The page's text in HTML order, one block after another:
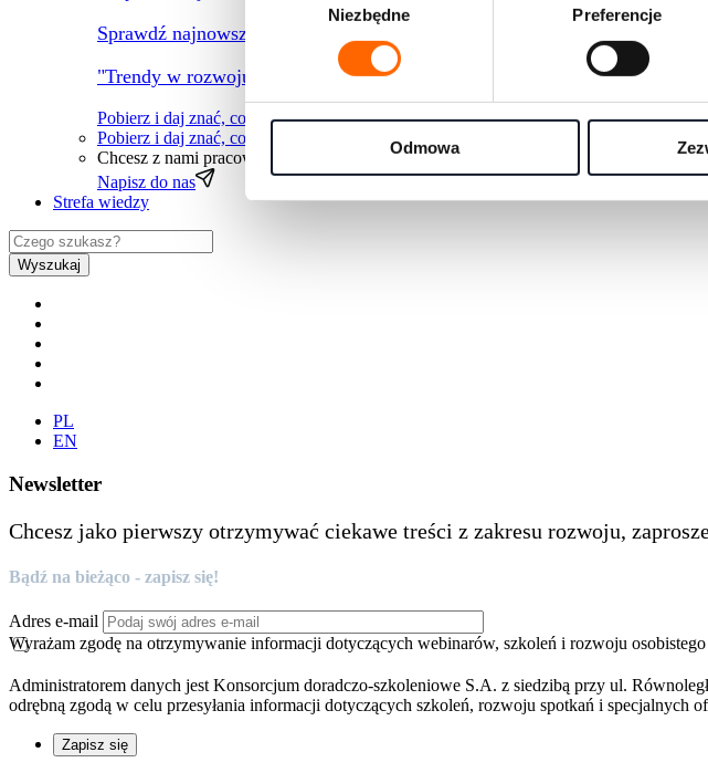
Niezbędne Preferencje
Odmowa
Sprawdź najnowszy raport
"Trendy w rozwoju ludzi na rok 2026" przygotowany przez eksportów
Pobierz i daj znać, co myślisz
Pobierz i daj znać, co myślisz
Chcesz z nami pracować?
Zapraszamy do kontaktu
Napisz do nas
Strefa wiedzy
Wyszukaj
PL
EN
Newsletter
Chcesz jako pierwszy otrzymywać ciekawe treści z zakresu rozwoju,
Bądź na bieżąco - zapisz się!
Adres e-mail
Wyrażam zgodę na otrzymywanie informacji dotyczących webinarów, szkoleń i rozwoju
Administratorem danych jest Konsorcjum doradczo-szkoleniowe S.A. z siedzibą przy ul.
odrębną zgodą w celu przesyłania informacji dotyczących szkoleń, rozwoju spotkań i specjalnych
Zapisz się